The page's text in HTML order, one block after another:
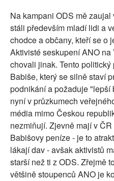
Na kampani ODS mě
stáli především mladí lidi a
chodce a občany, kteří se o
Aktivisté seskupení ANO
chovali jinak. Tento
Babiše, který se silně staví
podnikání a požaduje "lepší
nyní v průzkumech
média mimo Českou
nezmiňují. Zjevně mají v
Babišovy peníze - je to
lákají dav - avšak aktivistů
starší než ti z ODS. Zřejmě
většině stoupenců ANO je